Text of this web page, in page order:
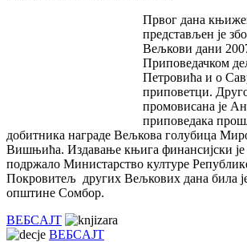
Првог дана
представљен је
Вељкови дани
Приповедачком
Петровића и о
приповетци.
промовисана је
приповедака
добитника награде Вељкова голубица
Вишњића. Издавање књига финансијски је
подржало Министарство културе
Покровитељ других Вељкових дана била
општине Сомбор.
ВЕБСAJТ
ВЕБСAJТ